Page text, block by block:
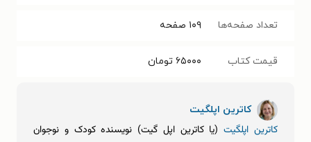
تعداد صفحه‌ها ۱۰۹ صفحه
قیمت کتاب ۶۵۰۰۰ تومان
کاترین اپلگیت
کاترین اپلگیت(یا کاترین اپل گیت) نویسنده کودک و نوجوان